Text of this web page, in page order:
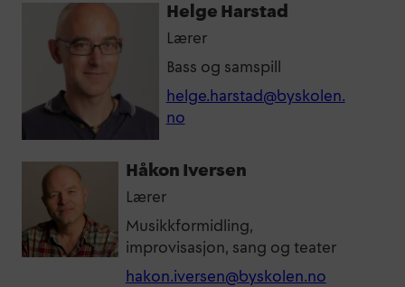
Helge Harstad
Lærer
Bass og samspill
helge.harstad@byskolen.
no
Håkon Iversen
Lærer
Musikkformidling,
improvisasjon, sang og teater
hakon.iversen@byskolen.no